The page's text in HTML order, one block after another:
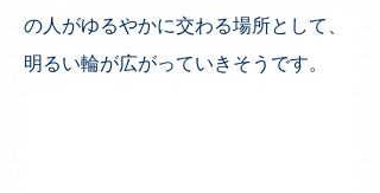
の人がゆるやかに交わる場所として、
明るい輪が広がっていきそうです。